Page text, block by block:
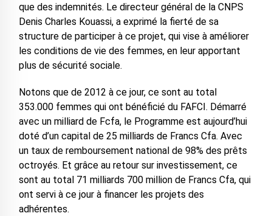
que des indemnités. Le directeur général de la CNPS
Denis Charles Kouassi, a exprimé la fierté de sa
structure de participer à ce projet, qui vise à améliorer
les conditions de vie des femmes, en leur apportant
plus de sécurité sociale.
Notons que de 2012 à ce jour, ce sont au total
353.000 femmes qui ont bénéficié du FAFCI. Démarré
avec un milliard de Fcfa, le Programme est aujourd’hui
doté d’un capital de 25 milliards de Francs Cfa. Avec
un taux de remboursement national de 98% des prêts
octroyés. Et grâce au retour sur investissement, ce
sont au total 71 milliards 700 million de Francs Cfa, qui
ont servi à ce jour à financer les projets des
adhérentes.